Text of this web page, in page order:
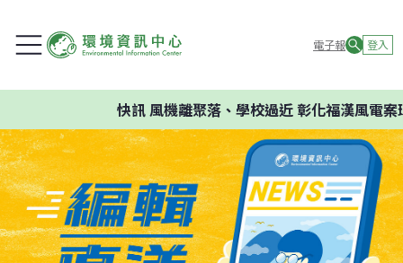
電子報 登入
快訊風機離聚落、學校過近 彰化福漢風電案環